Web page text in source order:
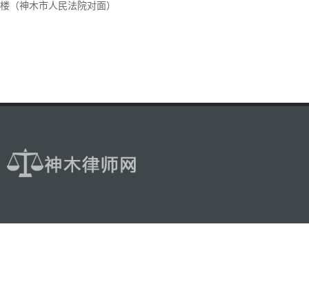
楼（神木市人民法院对面）